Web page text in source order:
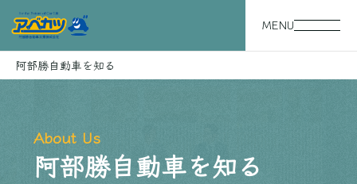
MENU
阿部勝自動車を知る
About Us
阿部勝自動車を知る